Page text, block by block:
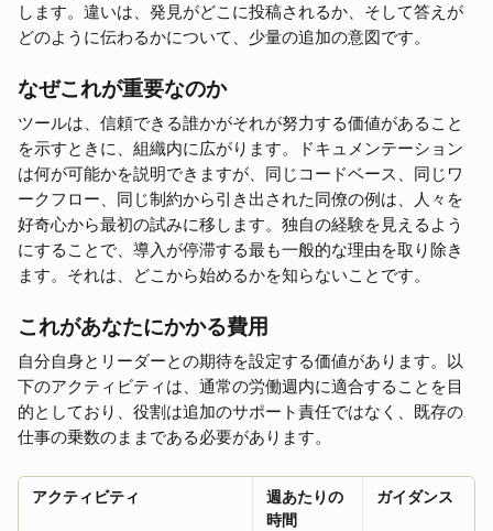
します。違いは、発見がどこに投稿されるか、そして答えが
どのように伝わるかについて、少量の追加の意図です。
なぜこれが重要なのか
ツールは、信頼できる誰かがそれが努力する価値があること
を示すときに、組織内に広がります。ドキュメンテーション
は何が可能かを説明できますが、同じコードベース、同じワ
ークフロー、同じ制約から引き出された同僚の例は、人々を
好奇心から最初の試みに移します。独自の経験を見えるよう
にすることで、導入が停滞する最も一般的な理由を取り除き
ます。それは、どこから始めるかを知らないことです。
これがあなたにかかる費用
自分自身とリーダーとの期待を設定する価値があります。以
下のアクティビティは、通常の労働週内に適合することを目
的としており、役割は追加のサポート責任ではなく、既存の
仕事の乗数のままである必要があります。
アクティビティ
週あたりの
時間
ガイダンス